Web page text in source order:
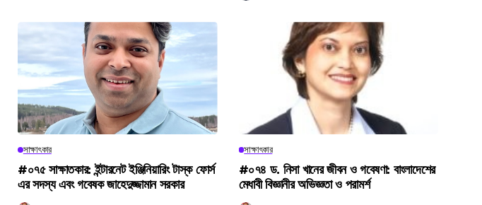
সাক্ষাৎকার
#০৭৫ সাক্ষাতকার: ইন্টারনেট ইঞ্জিনিয়ারিং টাস্ক ফোর্স
এর সদস্য এবং গবেষক জাহেদুজ্জামান সরকার
সাক্ষাৎকার
#০৭৪ ড. নিসা খানের জীবন ও গবেষণা: বাংলাদেশের
মেধাবী বিজ্ঞানীর অভিজ্ঞতা ও পরামর্শ